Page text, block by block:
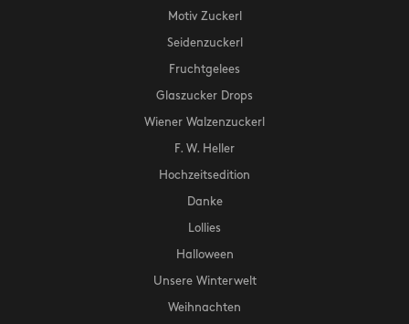
Motiv Zuckerl
Seidenzuckerl
Fruchtgelees
Glaszucker Drops
Wiener Walzenzuckerl
F. W. Heller
Hochzeitsedition
Danke
Lollies
Halloween
Unsere Winterwelt
Weihnachten